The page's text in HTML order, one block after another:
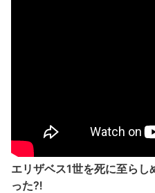
エリザベス1世を死に至ら
った⁈